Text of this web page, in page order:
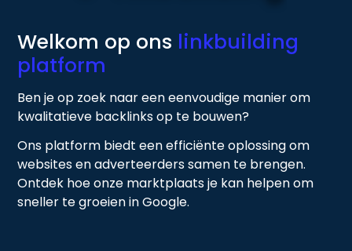
Welkom op ons linkbuilding
platform
Ben je op zoek naar een eenvoudige manier om
kwalitatieve backlinks op te bouwen?
Ons platform biedt een efficiënte oplossing om
websites en adverteerders samen te brengen.
Ontdek hoe onze marktplaats je kan helpen om
sneller te groeien in Google.